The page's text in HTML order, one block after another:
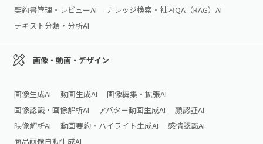
契約書管理・レビューAI
ナレッジ検索・社内QA（RAG）AI
テキスト分類・分析AI
画像・動画・デザイン
画像生成AI 動画生成AI
画像編集・拡張AI
画像認識・画像解析AI
アバター動画生成AI
顔認証AI
映像解析AI
動画要約・ハイライト生成AI
感情認識AI
商品画像自動生成AI